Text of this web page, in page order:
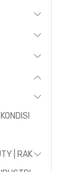
| RAK